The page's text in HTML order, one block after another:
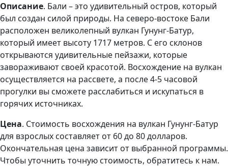
Описание. Бали – это удивительный остров, который
был создан силой природы. На северо-востоке Бали
расположен великолепный вулкан Гунунг-Батур,
который имеет высоту 1717 метров. С его склонов
открываются удивительные пейзажи, которые
завораживают своей красотой. Восхождение на вулкан
осуществляется на рассвете, а после 4-5 часовой
прогулки вы сможете расслабиться и искупаться в
горячих источниках.
Цена. Стоимость восхождения на вулкан Гунунг-Батур
для взрослых составляет от 60 до 80 долларов.
Окончательная цена зависит от выбранной программы.
Чтобы уточнить точную стоимость, обратитесь к нам.